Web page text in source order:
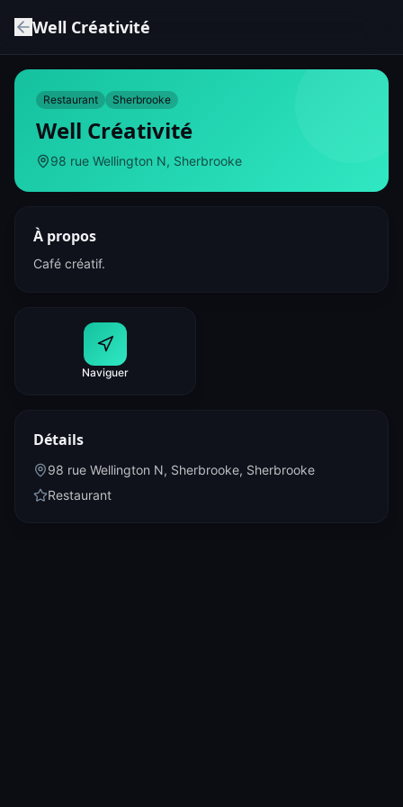
Well Créativité
Restaurant Sherbrooke
Well Créativité
98 rue Wellington N, Sherbrooke
À propos
Café créatif.
Naviguer
Détails
98 rue Wellington N, Sherbrooke, Sherbrooke
Restaurant